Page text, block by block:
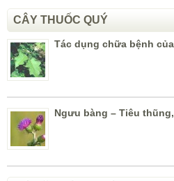
CÂY THUỐC QUÝ
Tác dụng chữa bệnh
Ngưu bàng – Tiêu